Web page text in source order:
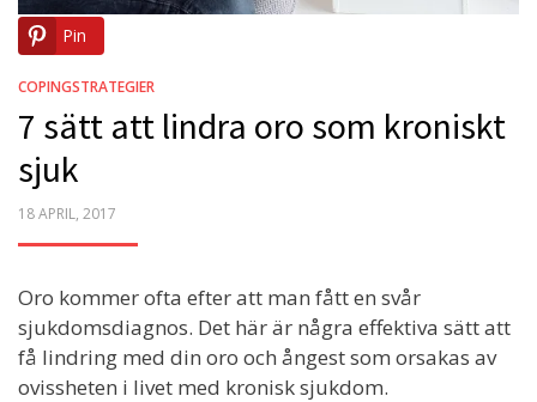
Pin
COPINGSTRATEGIER
7 sätt att lindra oro som kroniskt
sjuk
POSTED
18 APRIL, 2017
Oro kommer ofta efter att man fått en svår
sjukdomsdiagnos. Det här är några effektiva sätt att
få lindring med din oro och ångest som orsakas av
ovissheten i livet med kronisk sjukdom.